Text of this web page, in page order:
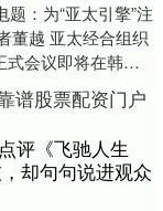
：为“亚太引擎”注
董越 亚太经合组织
会议即将在韩国
增长乏力、保护主
谱股票配资门户
评《飞驰人生
却句句说进观众